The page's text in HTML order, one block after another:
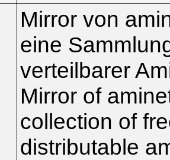
Mirror von
eine
verteilbarer
Mirror of
collection of
distributable